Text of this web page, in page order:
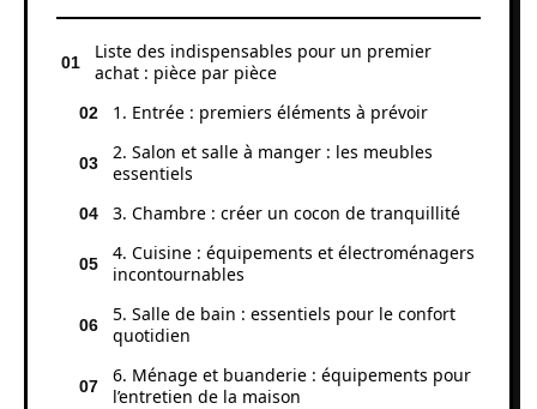
Liste des indispensables pour un premier
achat : pièce par pièce
1. Entrée : premiers éléments à prévoir
2. Salon et salle à manger : les meubles
essentiels
3. Chambre : créer un cocon de tranquillité
4. Cuisine : équipements et électroménagers
incontournables
5. Salle de bain : essentiels pour le confort
quotidien
6. Ménage et buanderie : équipements pour
l’entretien de la maison